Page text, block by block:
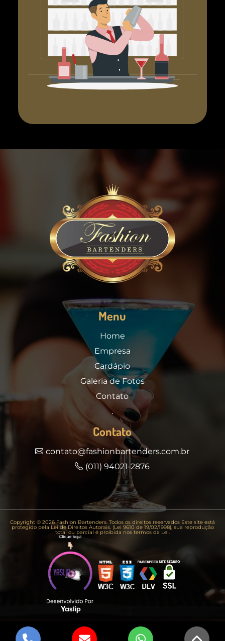
Menu
Home
Empresa
Cardápio
Galeria de Fotos
Contato
.
Contato
contato@fashionbartenders.com.br
(011) 94021-2876
Copyright © 2026 Fashion Bartenders. Todos os direitos reservados Este site está
protegido pela Lei de Direitos Autorais. (Lei 9610 de 19/02/1998), sua reprodução
total ou parcial é proibida nos termos da Lei.